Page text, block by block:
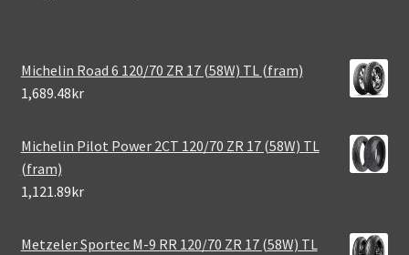
Michelin Road 6 120/70 ZR 17 (58W) TL (fram)
1,689.48kr
Michelin Pilot Power 2CT 120/70 ZR 17 (58W) TL
(fram)
1,121.89kr
Metzeler Sportec M-9 RR 120/70 ZR 17 (58W) TL